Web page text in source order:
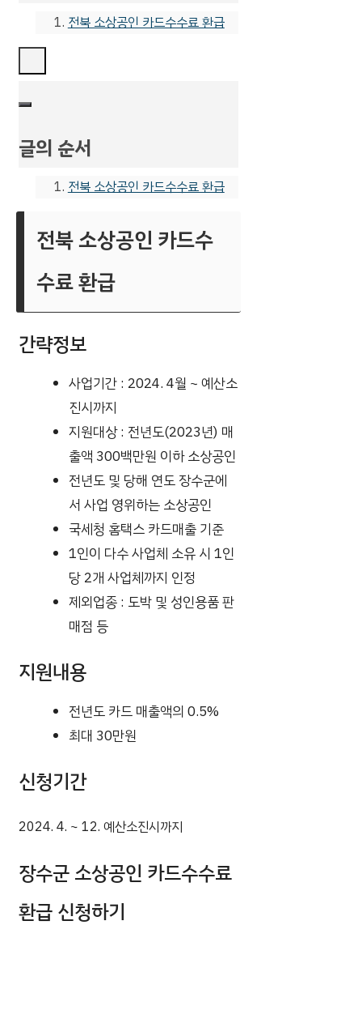
전북 소상공인 카드수수료 환급
글의 순서
전북 소상공인 카드수수료 환급
전북 소상공인 카드수
수료 환급
간략정보
사업기간 : 2024. 4월 ~ 예산소
진시까지
지원대상 : 전년도(2023년) 매
출액 300백만원 이하 소상공인
전년도 및 당해 연도 장수군에
서 사업 영위하는 소상공인
국세청 홈택스 카드매출 기준
1인이 다수 사업체 소유 시 1인
당 2개 사업체까지 인정
제외업종 : 도박 및 성인용품 판
매점 등
지원내용
전년도 카드 매출액의 0.5%
최대 30만원
신청기간
2024. 4. ~ 12. 예산소진시까지
장수군 소상공인 카드수수료
환급 신청하기